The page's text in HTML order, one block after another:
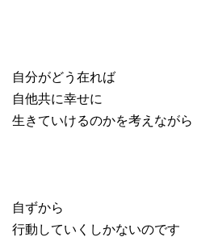
自分がどう在れば
自他共に幸せに
生きていけるのかを考えながら
自ずから
行動していくしかないのです